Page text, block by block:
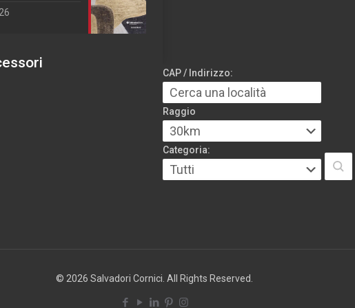
CAP / Indirizzo:
Raggio
Categoria:
© 2026 Salvadori Cornici. All Rights Reserved.